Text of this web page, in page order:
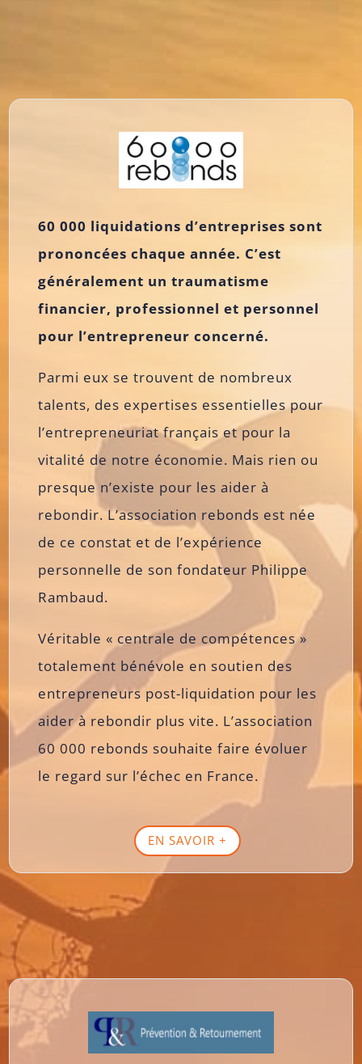
60 000 liquidations d’entreprises sont
prononcées chaque année. C’est
généralement un traumatisme
financier, professionnel et personnel
pour l’entrepreneur concerné.
Parmi eux se trouvent de nombreux
talents, des expertises essentielles pour
l’entrepreneuriat français et pour la
vitalité de notre économie. Mais rien ou
presque n’existe pour les aider à
rebondir. L’association rebonds est née
de ce constat et de l’expérience
personnelle de son fondateur Philippe
Rambaud.
Véritable « centrale de compétences »
totalement bénévole en soutien des
entrepreneurs post-liquidation pour les
aider à rebondir plus vite. L’association
60 000 rebonds souhaite faire évoluer
le regard sur l’échec en France.
EN SAVOIR +